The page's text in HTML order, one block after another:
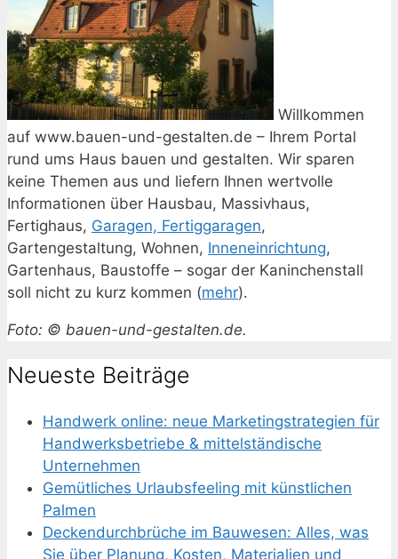
Willkommen
auf www.bauen-und-gestalten.de – Ihrem Portal
rund ums Haus bauen und gestalten. Wir sparen
keine Themen aus und liefern Ihnen wertvolle
Informationen über Hausbau, Massivhaus,
Fertighaus, Garagen, Fertiggaragen,
Gartengestaltung, Wohnen, Inneneinrichtung,
Gartenhaus, Baustoffe – sogar der Kaninchenstall
soll nicht zu kurz kommen (mehr).
Foto: © bauen-und-gestalten.de.
Neueste Beiträge
Handwerk online: neue Marketingstrategien für
Handwerksbetriebe & mittelständische
Unternehmen
Gemütliches Urlaubsfeeling mit künstlichen
Palmen
Deckendurchbrüche im Bauwesen: Alles, was
Sie über Planung, Kosten, Materialien und